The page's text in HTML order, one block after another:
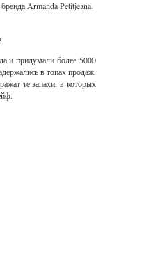
Armanda Petitjeana.
и придумали более 5000
в топах продаж.
те запахи, в которых